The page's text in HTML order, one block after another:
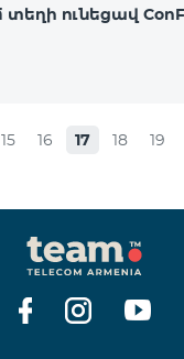
ունեցավ
15 16 17 18 19